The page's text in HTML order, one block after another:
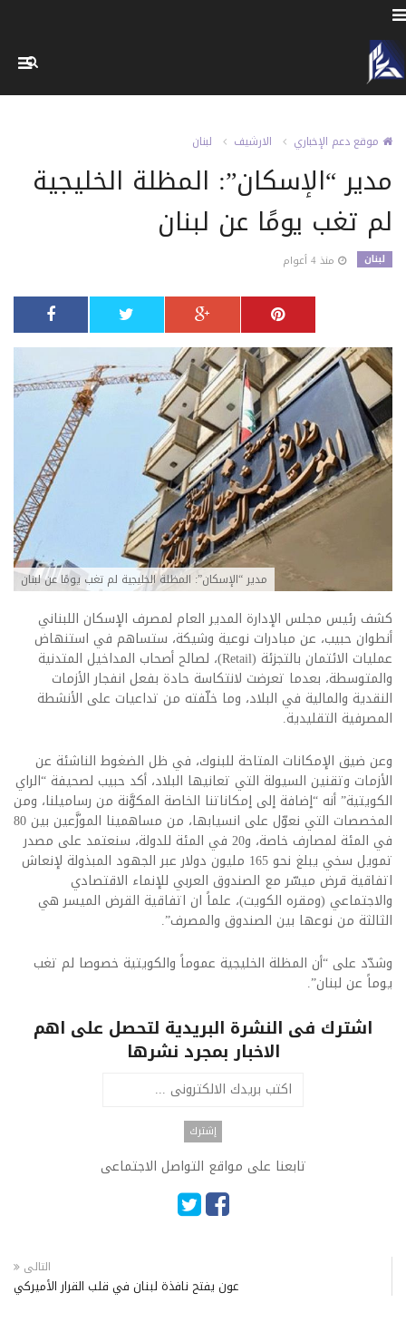
موقع دعم الإخباري الارشيف لبنان
مدير “الإسكان”: المظلة الخليجية
لم تغب يومًا عن لبنان
لبنان منذ 4 أعوام
مدير “الإسكان”: المظلة الخليجية لم تغب يومًا عن لبنان
كشف رئيس مجلس الإدارة المدير العام لمصرف الإسكان اللبناني
أنطوان حبيب، عن مبادرات نوعية وشيكة، ستساهم في استنهاض
عمليات الائتمان بالتجزئة (Retail)، لصالح أصحاب المداخيل المتدنية
والمتوسطة، بعدما تعرضت لانتكاسة حادة بفعل انفجار الأزمات
النقدية والمالية في البلاد، وما خلّفته من تداعيات على الأنشطة
المصرفية التقليدية.
وعن ضيق الإمكانات المتاحة للبنوك، في ظل الضغوط الناشئة عن
الأزمات وتقنين السيولة التي تعانيها البلاد، أكد حبيب لصحيفة “الراي
الكويتية” أنه “إضافة إلى إمكاناتنا الخاصة المكوَّنة من رساميلنا، ومن
المخصصات التي نعوّل على انسيابها، من مساهمينا الموزَّعين بين 80
في المئة لمصارف خاصة، و20 في المئة للدولة، سنعتمد على مصدر
تمويل سخي يبلغ نحو 165 مليون دولار عبر الجهود المبذولة لإنعاش
اتفاقية قرض ميسّر مع الصندوق العربي للإنماء الاقتصادي
والاجتماعي (ومقره الكويت)، علماً ان اتفاقية القرض الميسر هي
الثالثة من نوعها بين الصندوق والمصرف”.
وشدّد على “أن المظلة الخليجية عموماً والكويتية خصوصا لم تغب
يوماً عن لبنان”.
اشترك فى النشرة البريدية لتحصل على اهم
الاخبار بمجرد نشرها
تابعنا على مواقع التواصل الاجتماعى
التالى
عون يفتح نافذة لبنان في قلب القرار الأميركي